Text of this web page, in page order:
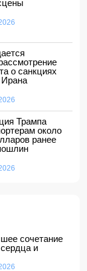
США во
защиты
контракта
РФ и Ирана
о санкциях
Трампа
около
ранее
сочетание
и